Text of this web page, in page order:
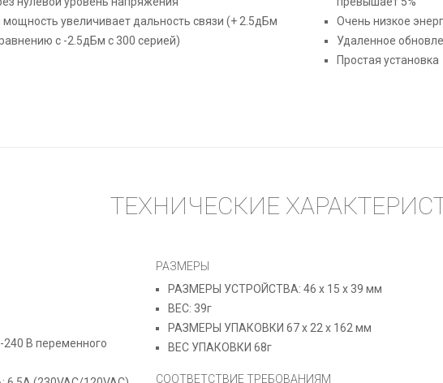
увеличивает дальность связи (+ 2.5дБм
с -2.5дБм с 300 серией)
Очень низкое
Удаленное
Простая установка
ТЕХНИЧЕСКИЕ
В переменного
РАЗМЕРЫ
РАЗМЕРЫ УСТРОЙСТВА: 46 x 15 x 39 мм
ВЕС: 39г
РАЗМЕРЫ УПАКОВКИ 67 x 22 x 162 мм
ВЕС УПАКОВКИ 68г
СООТВЕТСТВИЕ ТРЕБОВАНИЯМ